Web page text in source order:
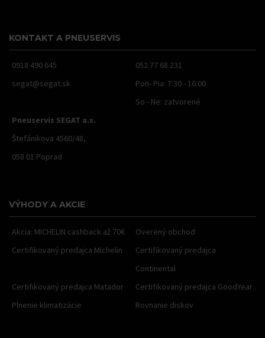
KONTAKT A PNEUSERVIS
0918 490 645
052 77 68 231
segat@segat.sk
Pon- Pia: 7:30 - 16:00
So - Ne: zatvorené
Pneuservis SEGAT a.s.
Štefánikova 4560/48,
058 01 Poprad
VÝHODY A AKCIE
Akcia: MICHELIN cashback až 70€
Overený obchod
Certifikovaný predajca Michelin
Certifikovaný predajca
Continental
Certifikovaný predajca Matador
Certifikovaný predajca GoodYear
Plnenie klimatizácie
Rovnanie diskov